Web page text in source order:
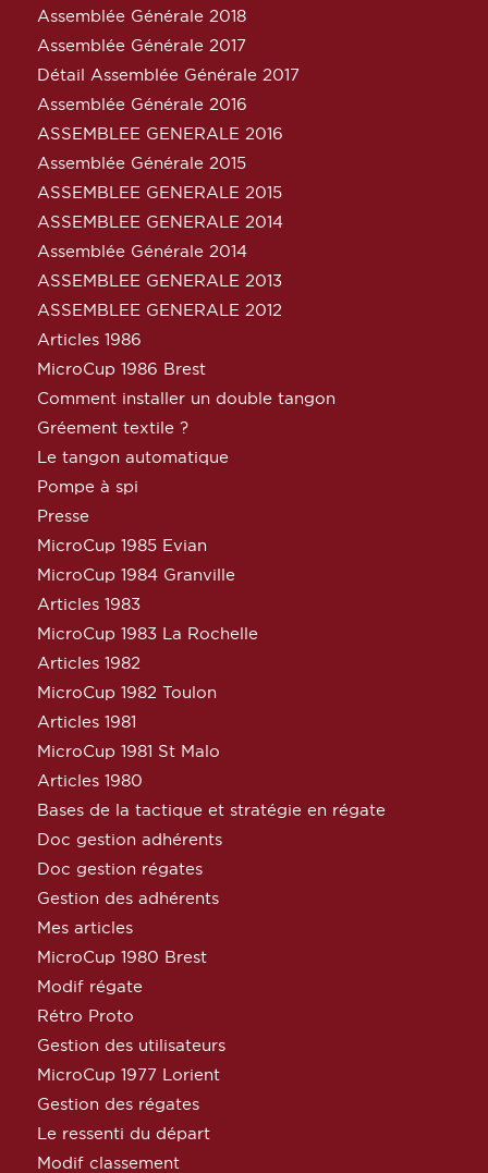
Assemblée Générale 2018
Assemblée Générale 2017
Détail Assemblée Générale 2017
Assemblée Générale 2016
ASSEMBLEE GENERALE 2016
Assemblée Générale 2015
ASSEMBLEE GENERALE 2015
ASSEMBLEE GENERALE 2014
Assemblée Générale 2014
ASSEMBLEE GENERALE 2013
ASSEMBLEE GENERALE 2012
Articles 1986
MicroCup 1986 Brest
Comment installer un double tangon
Gréement textile ?
Le tangon automatique
Pompe à spi
Presse
MicroCup 1985 Evian
MicroCup 1984 Granville
Articles 1983
MicroCup 1983 La Rochelle
Articles 1982
MicroCup 1982 Toulon
Articles 1981
MicroCup 1981 St Malo
Articles 1980
Bases de la tactique et stratégie en régate
Doc gestion adhérents
Doc gestion régates
Gestion des adhérents
Mes articles
MicroCup 1980 Brest
Modif régate
Rétro Proto
Gestion des utilisateurs
MicroCup 1977 Lorient
Gestion des régates
Le ressenti du départ
Modif classement